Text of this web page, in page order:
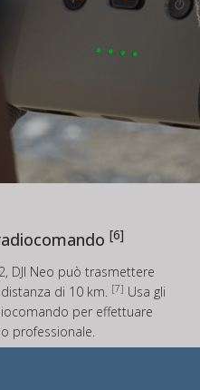
[6]
DJI Neo può trasmettere
di 10 km. [7] Usa gli
per effettuare
professionale.